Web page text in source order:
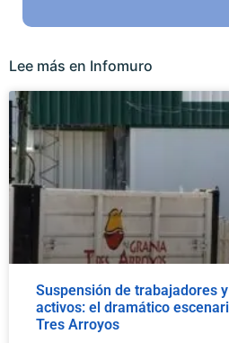
Lee más en Infomuro
Suspensión de trabajadores
activos: el dramático
Tres Arroyos